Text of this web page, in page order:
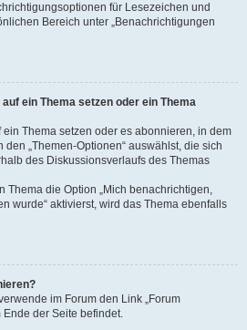
für Lesezeichen und
Bereich unter „Benachrichtigungen
ein Thema setzen oder ein Thema
Thema setzen oder es abonnieren, in dem
„Themen-Optionen“ auswählst, die sich
des Diskussionsverlaufs des Themas
Thema die Option „Mich benachrichtigen,
wurde“ aktivierst, wird das Thema ebenfalls
im Forum den Link „Forum
Ende der Seite befindet.